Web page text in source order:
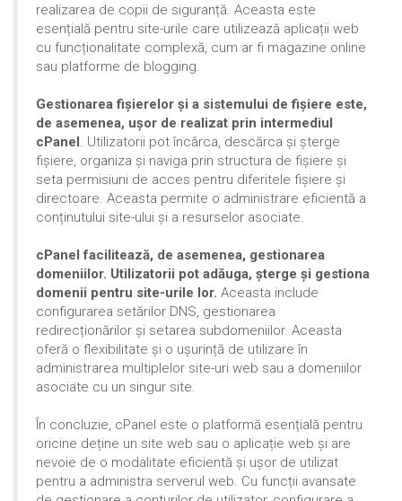
realizarea de copii de siguranță. Aceasta este
esențială pentru site-urile care utilizează aplicații web
cu funcționalitate complexă, cum ar fi magazine online
sau platforme de blogging.
Gestionarea fișierelor și a sistemului de fișiere este,
de asemenea, ușor de realizat prin intermediul
cPanel . Utilizatorii pot încărca, descărca și șterge
fișiere, organiza și naviga prin structura de fișiere și
seta permisiuni de acces pentru diferitele fișiere și
directoare. Aceasta permite o administrare eficientă a
conținutului site-ului și a resurselor asociate.
cPanel facilitează, de asemenea, gestionarea
domeniilor. Utilizatorii pot adăuga, șterge și gestiona
domenii pentru site-urile lor. Aceasta include
configurarea setărilor DNS, gestionarea
redirecționărilor și setarea subdomeniilor. Aceasta
oferă o flexibilitate și o ușurință de utilizare în
administrarea multiplelor site-uri web sau a domeniilor
asociate cu un singur site.
În concluzie, cPanel este o platformă esențială pentru
oricine deține un site web sau o aplicație web și are
nevoie de o modalitate eficientă și ușor de utilizat
pentru a administra serverul web. Cu funcții avansate